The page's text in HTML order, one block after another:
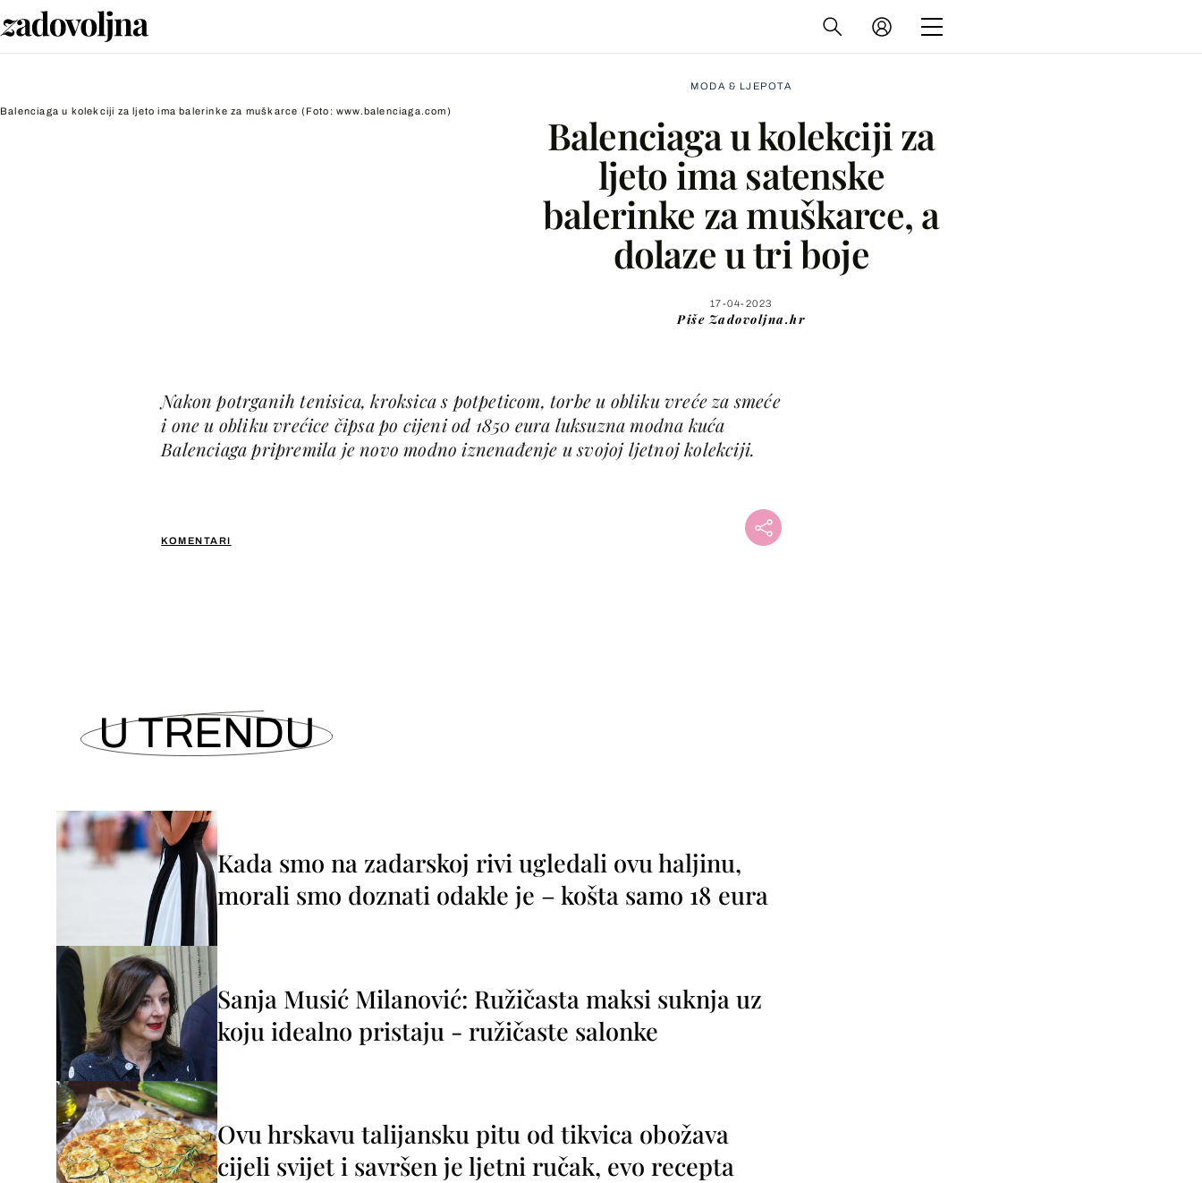
Balenciaga u kolekciji za ljeto ima balerinke za muškarce (Foto: www.balenciaga.com)
MODA & LJEPOTA
Balenciaga u kolekciji za
ljeto ima satenske
balerinke za muškarce, a
dolaze u tri boje
17-04-2023
Piše Zadovoljna.hr
KOMENTARI
Nakon potrganih tenisica, kroksica s potpeticom, torbe u obliku vreće za smeće
i one u obliku vrećice čipsa po cijeni od 1850 eura luksuzna modna kuća
Balenciaga pripremila je novo modno iznenađenje u svojoj ljetnoj kolekciji.
Facebook
U TRENDU
Kada smo na zadarskoj rivi ugledali ovu haljinu,
morali smo doznati odakle je – košta samo 18 eura
Sanja Musić Milanović: Ružičasta maksi suknja uz
koju idealno pristaju - ružičaste salonke
Ovu hrskavu talijansku pitu od tikvica obožava
cijeli svijet i savršen je ljetni ručak, evo recepta